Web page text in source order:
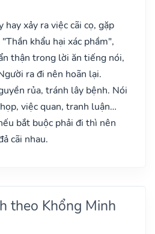
hay xảy ra việc cãi cọ, gặp
khẩu hại xác phầm",
thận trong lời ăn tiếng nói,
ra đi nên hoãn lại.
rủa, tránh lây bệnh. Nói
việc quan, tranh luận…
bắt buộc phải đi thì nên
cãi nhau.
theo Khổng Minh